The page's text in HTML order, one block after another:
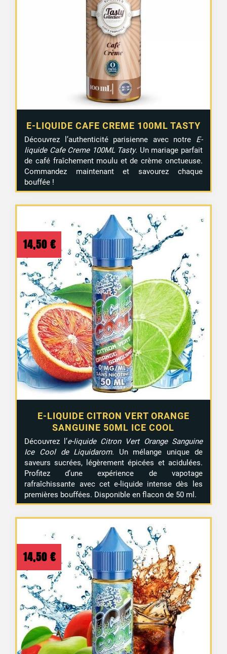
E-LIQUIDE CAFE CREME 100ML TASTY
Découvrez l’authenticité parisienne avec notre E-
liquide Cafe Creme 100ML Tasty. Un mariage parfait
de café fraîchement moulu et de crème onctueuse.
Commandez maintenant et savourez chaque
bouffée !
E-LIQUIDE CITRON VERT ORANGE
SANGUINE 50ML ICE COOL
14,50 €
Découvrez l’e-liquide Citron Vert Orange Sanguine
Ice Cool de Liquidarom. Un mélange unique de
saveurs sucrées, légèrement épicées et acidulées.
Profitez d’une expérience de vapotage
rafraîchissante avec cet e-liquide intense dès les
premières bouffées. Disponible en flacon de 50 ml.
14,50 €